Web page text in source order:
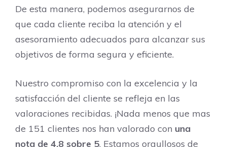
De esta manera, podemos asegurarnos de
que cada cliente reciba la atención y el
asesoramiento adecuados para alcanzar sus
objetivos de forma segura y eficiente.
Nuestro compromiso con la excelencia y la
satisfacción del cliente se refleja en las
valoraciones recibidas. ¡Nada menos que mas
de 151 clientes nos han valorado con una
nota de 4,8 sobre 5. Estamos orgullosos de